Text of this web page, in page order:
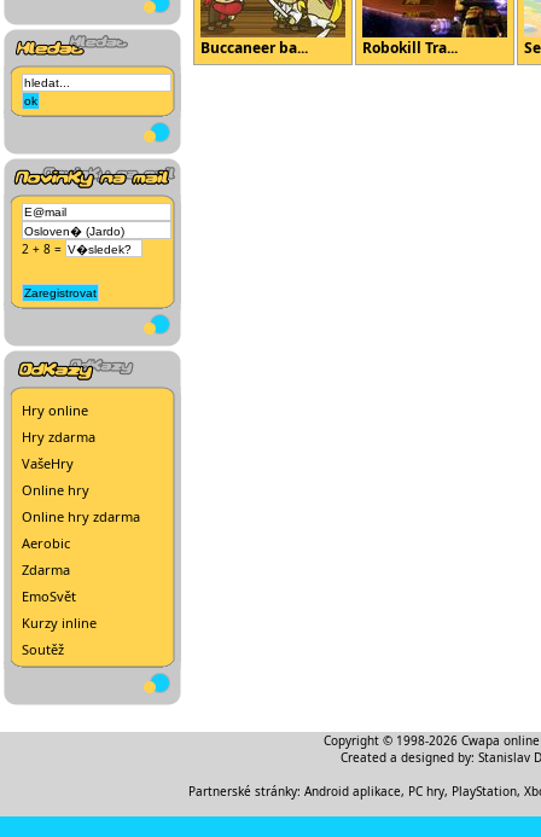
2 + 8 =
Hry online
Hry zdarma
VašeHry
Online hry
Online hry zdarma
Aerobic
Zdarma
EmoSvět
Kurzy inline
Soutěž
Buccaneer ba... Robokill Tra...
Copyright © 1998-2026 Cwapa
Created a designed by: Stanislav
Partnerské stránky: Android aplikace, PC hry, PlayStation,